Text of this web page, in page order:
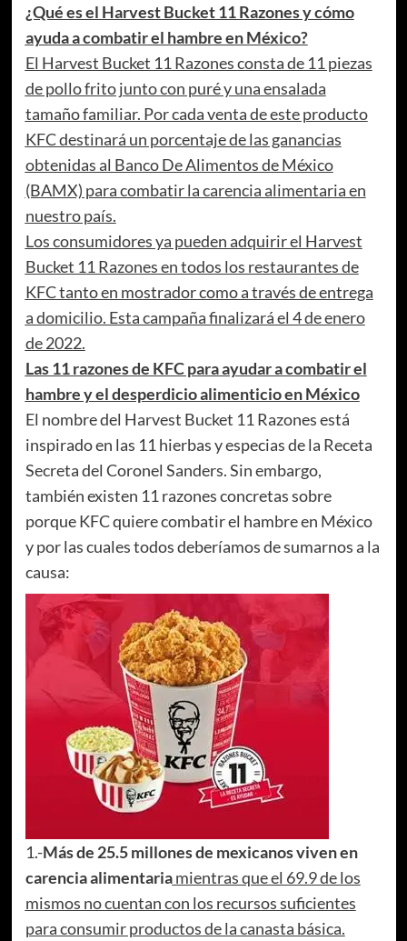
¿Qué es el Harvest Bucket 11 Razones y cómo
ayuda a combatir el hambre en México?
El Harvest Bucket 11 Razones consta de 11 piezas
de pollo frito junto con puré y una ensalada
tamaño familiar. Por cada venta de este producto
KFC destinará un porcentaje de las ganancias
obtenidas al Banco De Alimentos de México
(BAMX) para combatir la carencia alimentaria en
nuestro país.
Los consumidores ya pueden adquirir el Harvest
Bucket 11 Razones en todos los restaurantes de
KFC tanto en mostrador como a través de entrega
a domicilio. Esta campaña finalizará el 4 de enero
de 2022.
Las 11 razones de KFC para ayudar a combatir el
hambre y el desperdicio alimenticio en México
El nombre del Harvest Bucket 11 Razones está
inspirado en las 11 hierbas y especias de la Receta
Secreta del Coronel Sanders. Sin embargo,
también existen 11 razones concretas sobre
porque KFC quiere combatir el hambre en México
y por las cuales todos deberíamos de sumarnos a la
causa:
1.-Más de 25.5 millones de mexicanos viven en
carencia alimentariamientras que el 69.9 de los
mismos no cuentan con los recursos suficientes
para consumir productos de la canasta básica.